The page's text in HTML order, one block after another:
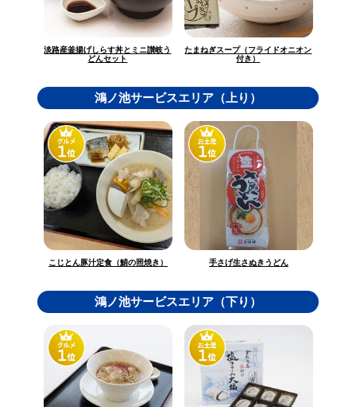
淡路産釜揚げしらす丼とミニ讃岐う
どんセット
たまねぎスープ（フライドオニオン
付き）
鴻ノ池サービスエリア（上り）
こじとん豚汁定食（鯖の照焼き） 手さげ生さぬきうどん
鴻ノ池サービスエリア（下り）